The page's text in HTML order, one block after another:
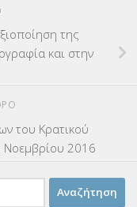
της
και στην
του Κρατικού
Νοεμβρίου 2016